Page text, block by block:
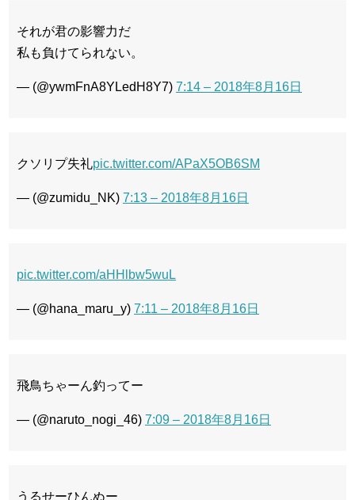
それが君の影響力だ
私も負けてられない。
— (@ywmFnA8YLedH8Y7) 7:14 – 2018年8月16日
クソリプ失礼pic.twitter.com/APaX5OB6SM
— (@zumidu_NK) 7:13 – 2018年8月16日
pic.twitter.com/aHHlbw5wuL
— (@hana_maru_y) 7:11 – 2018年8月16日
飛鳥ちゃーん釣ってー
— (@naruto_nogi_46) 7:09 – 2018年8月16日
うるせーひんぬー